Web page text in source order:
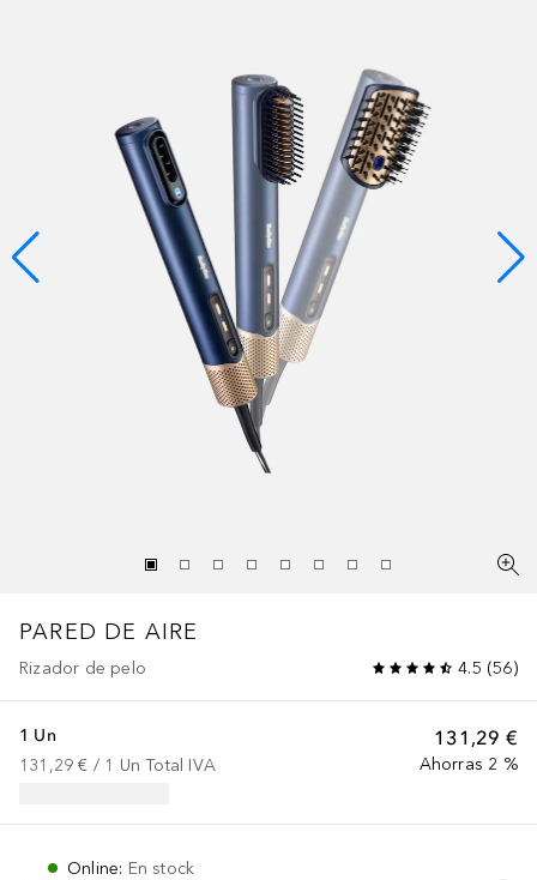
PARED DE AIRE
Rizador de pelo 4.5 (56)
131,29 €
Ahorras 2 %
1 Un
131,29 € / 1 Un Total IVA
Online: En stock